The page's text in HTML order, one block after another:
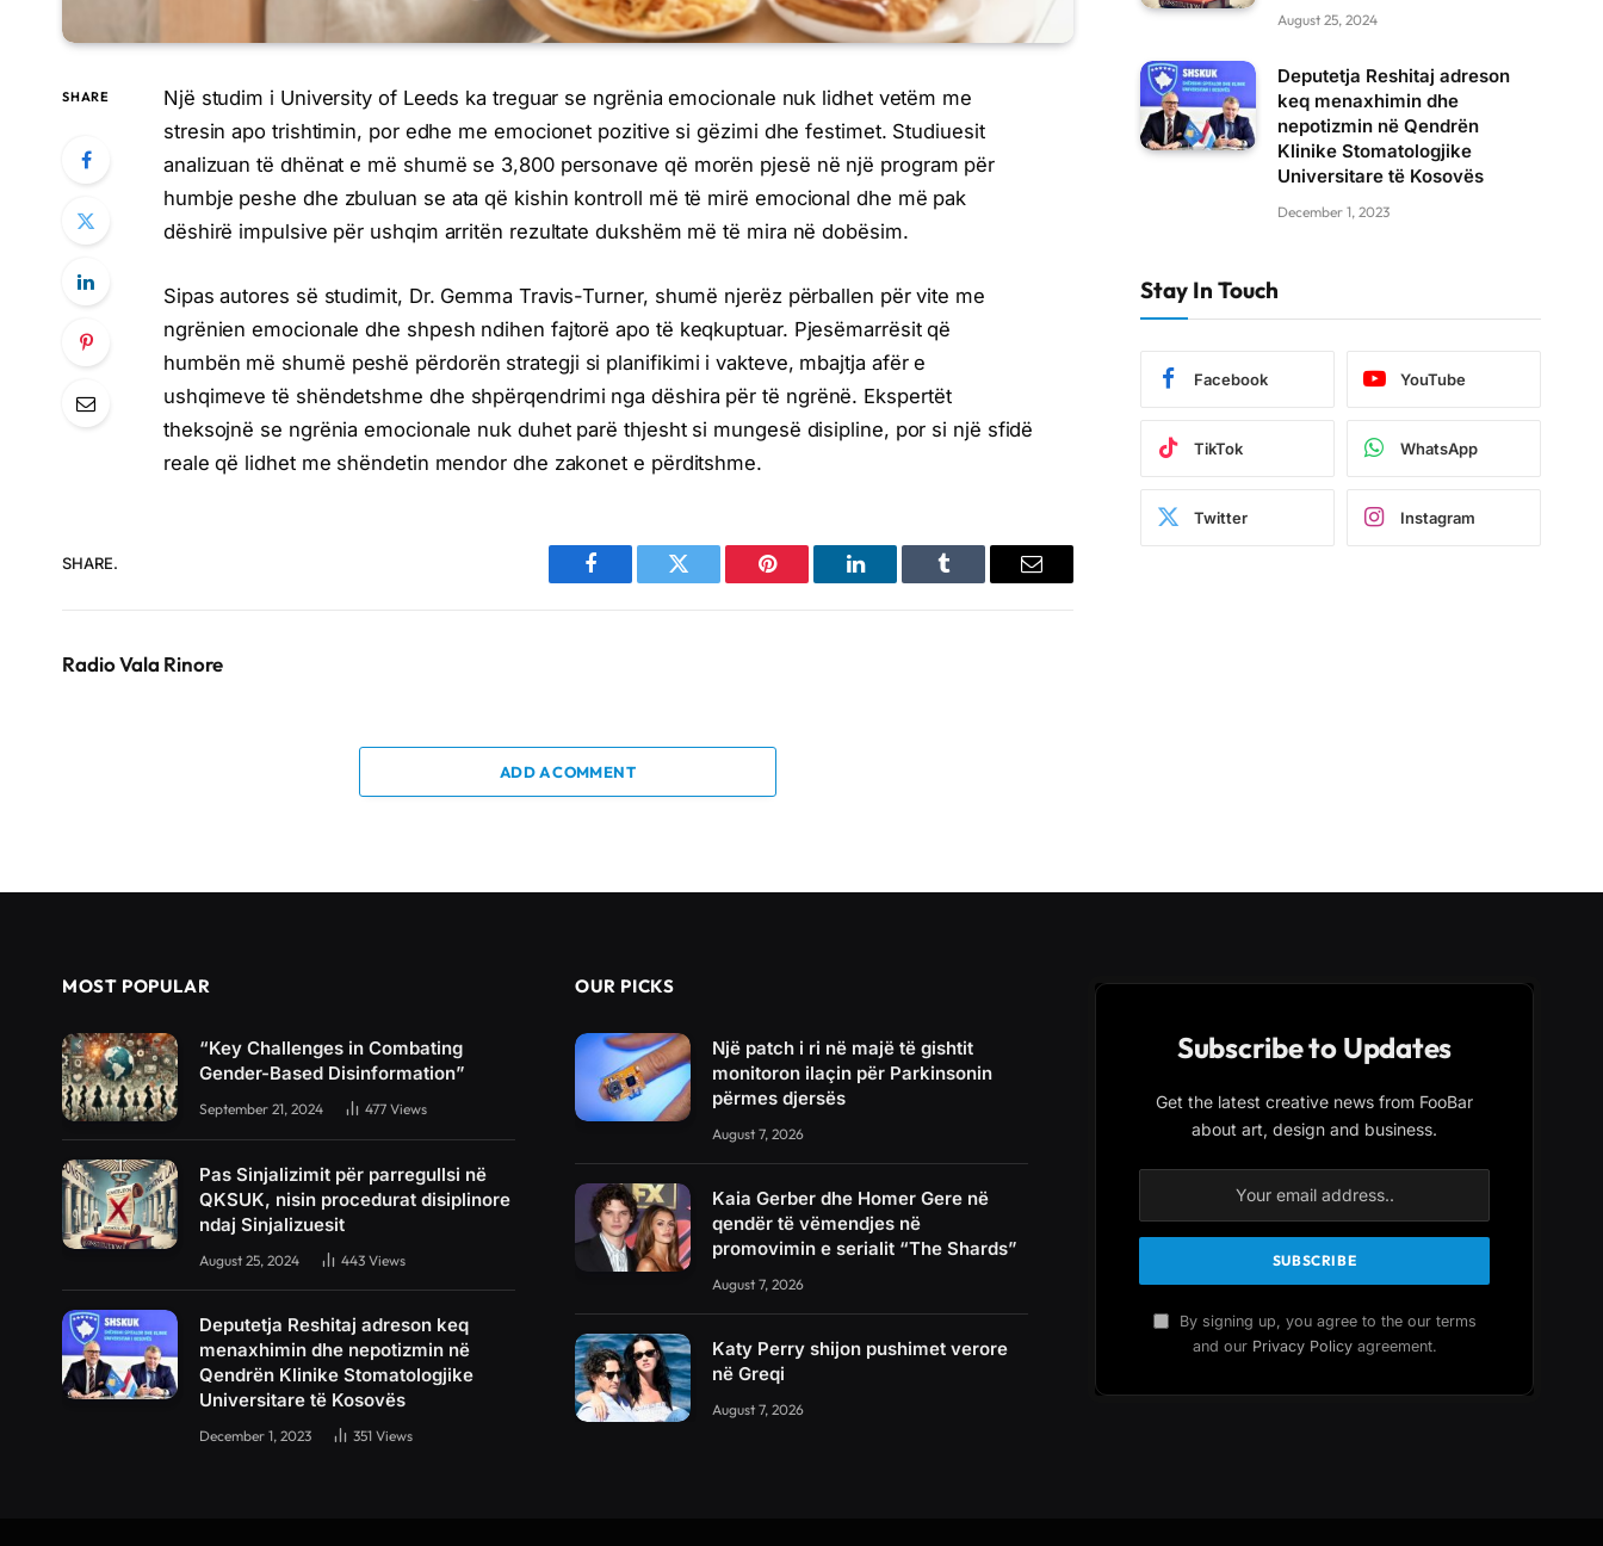
SHARE
Një studim i University of Leeds ka treguar se ngrënia emocionale nuk lidhet vetëm me
stresin apo trishtimin, por edhe me emocionet pozitive si gëzimi dhe festimet. Studiuesit
analizuan të dhënat e më shumë se 3,800 personave që morën pjesë në një program për
humbje peshe dhe zbuluan se ata që kishin kontroll më të mirë emocional dhe më pak
dëshirë impulsive për ushqim arritën rezultate dukshëm më të mira në dobësim.
Sipas autores së studimit, Dr. Gemma Travis-Turner, shumë njerëz përballen për vite me
ngrënien emocionale dhe shpesh ndihen fajtorë apo të keqkuptuar. Pjesëmarrësit që
humbën më shumë peshë përdorën strategji si planifikimi i vakteve, mbajtja afër e
ushqimeve të shëndetshme dhe shpërqendrimi nga dëshira për të ngrënë. Ekspertët
theksojnë se ngrënia emocionale nuk duhet parë thjesht si mungesë disipline, por si një sfidë
reale që lidhet me shëndetin mendor dhe zakonet e përditshme.
SHARE.
Facebook Twitter Pinterest LinkedIn Tumblr Email
Radio Vala Rinore
ADD A COMMENT
August 25, 2024
Deputetja Reshitaj adreson
keq menaxhimin dhe
nepotizmin në Qendrën
Klinike Stomatologjike
Universitare të Kosovës
December 1, 2023
Stay In Touch
Facebook YouTube
TikTok WhatsApp
Twitter Instagram
MOST POPULAR
“Key Challenges in Combating
Gender-Based Disinformation”
September 21, 2024 477 Views
Pas Sinjalizimit për parregullsi në
QKSUK, nisin procedurat disiplinore
ndaj Sinjalizuesit
August 25, 2024 443 Views
Deputetja Reshitaj adreson keq
menaxhimin dhe nepotizmin në
Qendrën Klinike Stomatologjike
Universitare të Kosovës
December 1, 2023 351 Views
OUR PICKS
Një patch i ri në majë të gishtit
monitoron ilaçin për Parkinsonin
përmes djersës
August 7, 2026
Kaia Gerber dhe Homer Gere në
qendër të vëmendjes në
promovimin e serialit “The Shards”
August 7, 2026
Katy Perry shijon pushimet verore
në Greqi
August 7, 2026
Subscribe to Updates
Get the latest creative news from FooBar
about art, design and business.
By signing up, you agree to the our terms
and our Privacy Policyagreement.